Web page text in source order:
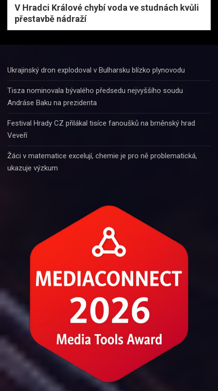
V Hradci Králové chybí voda ve studnách kvůli
přestavbě nádraží
Ukrajinský dron explodoval v Bulharsku blízko plynovodu
Tisza nominovala bývalého předsedu nejvyššího soudu
Andráse Baku na prezidenta
Festival Hrady CZ přilákal tisíce fanoušků na brněnský hrad
Veveří
Žáci v matematice excelují, chemie je pro ně problematická,
ukazuje výzkum